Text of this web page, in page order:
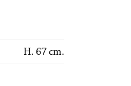
H. 67 cm.